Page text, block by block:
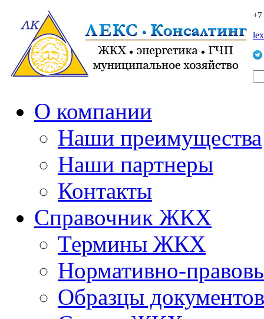
О компании
Наши преимущества
Наши партнеры
Контакты
Справочник ЖКХ
Термины ЖКХ
Нормативно-
Образцы документов